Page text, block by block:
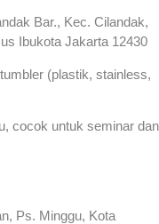
Bar., Kec. Cilandak,
Ibukota Jakarta 12430
(plastik, stainless,
cocok untuk seminar dan
Ps. Minggu, Kota